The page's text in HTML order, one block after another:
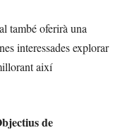
també oferirà una
interessades explorar
així
de